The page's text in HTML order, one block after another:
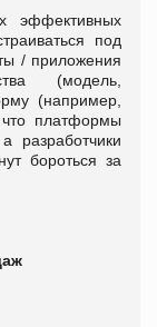
эффективных
под
/ приложения
(модель,
(например,
платформы
разработчики
бороться за